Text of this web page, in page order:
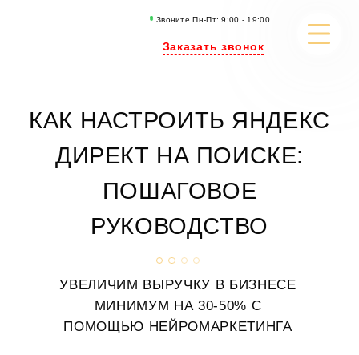
Звоните Пн-Пт: 9:00 - 19:00
Заказать звонок
РАЗРАБОТКА САЙТОВ
SEO-ПРОДВИЖЕНИЕ
ИСКУССТВЕННЫЙ ИНТЕЛЛЕКТ
КОНТЕНТ МАРКЕТИНГ
ПОРТФОЛИО
КЕЙСЫ И СТАТЬИ
КАК НАСТРОИТЬ ЯНДЕКС
ДИРЕКТ НА ПОИСКЕ:
ПОШАГОВОЕ
РУКОВОДСТВО
УВЕЛИЧИМ ВЫРУЧКУ В БИЗНЕСЕ
МИНИМУМ НА 30-50% С
ПОМОЩЬЮ НЕЙРОМАРКЕТИНГА